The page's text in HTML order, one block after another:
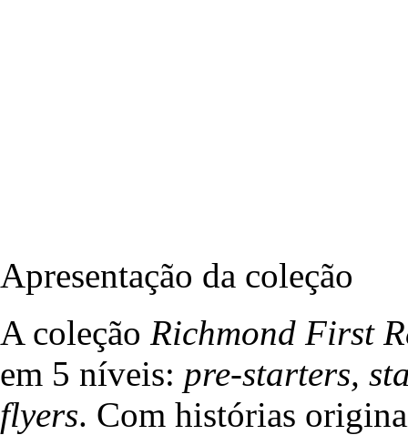
Apresentação da coleção
A coleção Richmond First
em 5 níveis: pre-starters,
flyers. Com histórias